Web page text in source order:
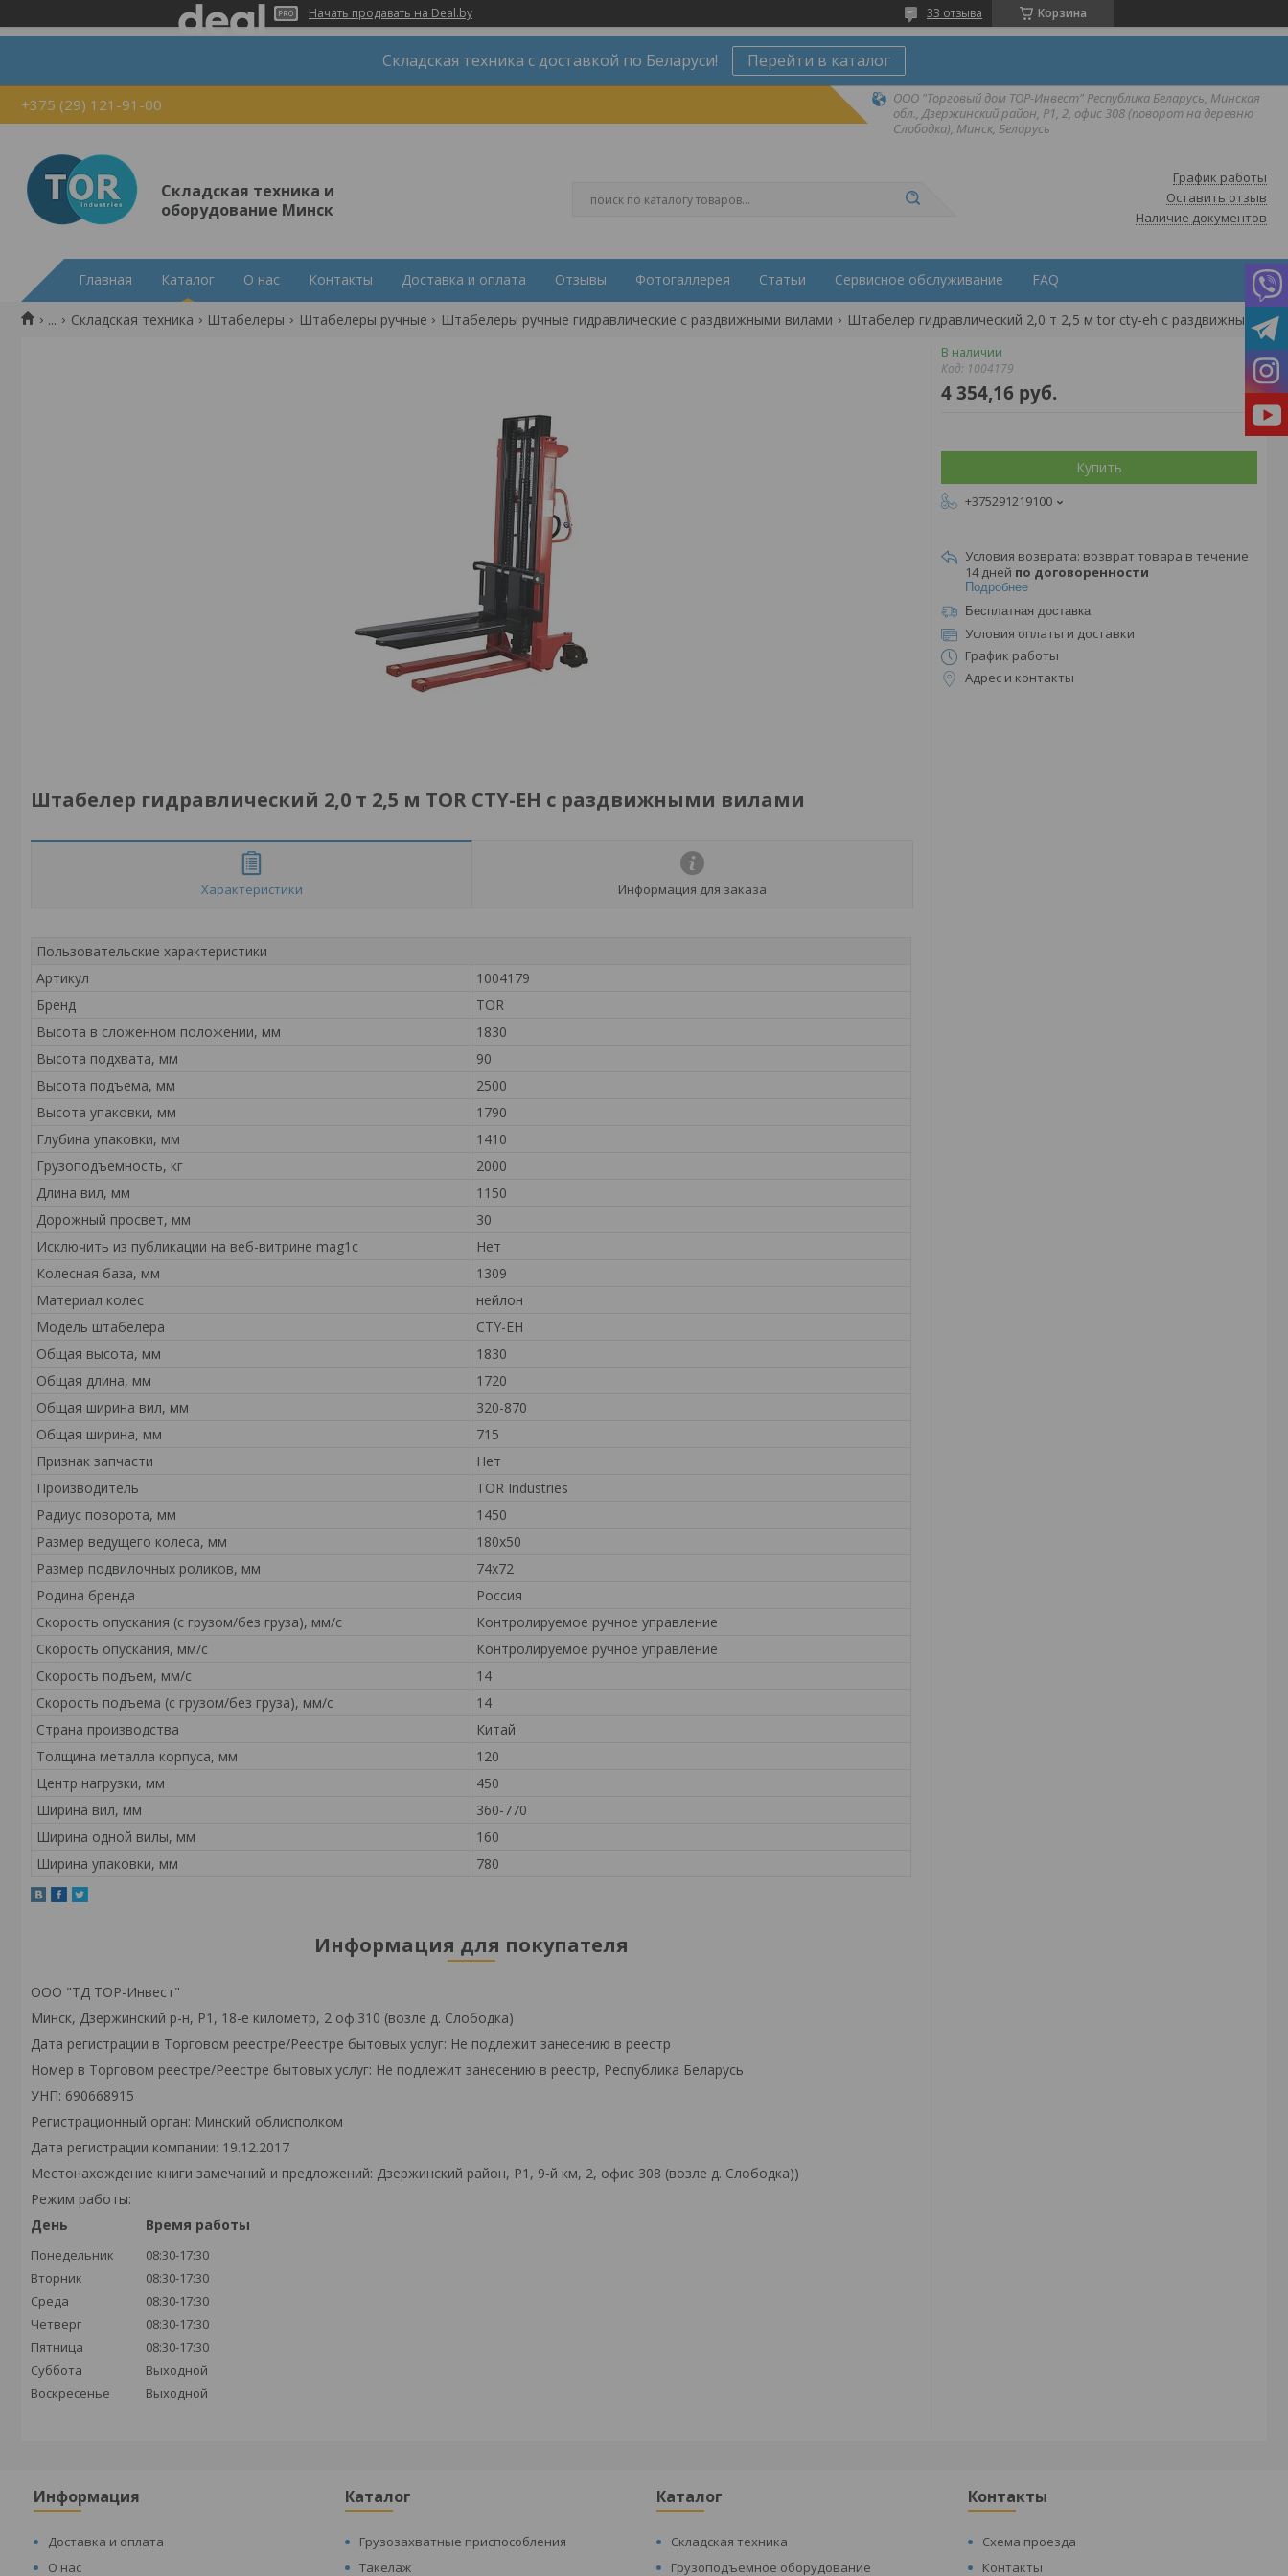
Начать продавать на Deal.by Корзина
33 отзыва
Складская техника с доставкой по Беларуси! Перейти в каталог
+375 (29) 121-91-00
ООО "Торговый дом ТОР-Инвест" Республика Беларусь, Минская
обл., Дзержинский район, Р1, 2, офис 308 (поворот на деревню
Слободка), Минск, Беларусь
Складская техника и
оборудование Минск
График работы
Оставить отзыв
Наличие документов
Главная Каталог О нас Контакты Доставка и оплата Отзывы Фотогаллерея Статьи Сервисное обслуживание FAQ
... Складская техника Штабелеры Штабелеры ручные Штабелеры ручные гидравлические с раздвижными вилами Штабелер гидравлический 2,0 т 2,5 м tor cty-eh с раздвижными
Штабелер гидравлический 2,0 т 2,5 м TOR CTY-EH с раздвижными вилами
Характеристики Информация для заказа
Пользовательские характеристики
Артикул
1004179
Бренд
TOR
Высота в сложенном положении, мм
1830
Высота подхвата, мм
90
Высота подъема, мм
2500
Высота упаковки, мм
1790
Глубина упаковки, мм
1410
Грузоподъемность, кг
2000
Длина вил, мм
1150
Дорожный просвет, мм
30
Исключить из публикации на веб-витрине mag1c
Нет
Колесная база, мм
1309
Материал колес
нейлон
Модель штабелера
CTY-EH
Общая высота, мм
1830
Общая длина, мм
1720
Общая ширина вил, мм
320-870
Общая ширина, мм
715
Признак запчасти
Нет
Производитель
TOR Industries
Радиус поворота, мм
1450
Размер ведущего колеса, мм
180х50
Размер подвилочных роликов, мм
74х72
Родина бренда
Россия
Скорость опускания (с грузом/без груза), мм/с
Контролируемое ручное управление
Скорость опускания, мм/с
Контролируемое ручное управление
Скорость подъем, мм/с
14
Скорость подъема (с грузом/без груза), мм/с
14
Страна производства
Китай
Толщина металла корпуса, мм
120
Центр нагрузки, мм
450
Ширина вил, мм
360-770
Ширина одной вилы, мм
160
Ширина упаковки, мм
780
Информация для покупателя
ООО "ТД ТОР-Инвест"
Минск, Дзержинский р-н, Р1, 18-е километр, 2 оф.310 (возле д. Слободка)
Дата регистрации в Торговом реестре/Реестре бытовых услуг: Не подлежит занесению в реестр
Номер в Торговом реестре/Реестре бытовых услуг: Не подлежит занесению в реестр, Республика Беларусь
УНП: 690668915
Регистрационный орган: Минский облисполком
Дата регистрации компании: 19.12.2017
Местонахождение книги замечаний и предложений: Дзержинский район, Р1, 9-й км, 2, офис 308 (возле д. Слободка))
Режим работы:
День
Время работы
Понедельник
08:30-17:30
Вторник
08:30-17:30
Среда
08:30-17:30
Четверг
08:30-17:30
Пятница
08:30-17:30
Суббота
Выходной
Воскресенье
Выходной
В наличии
Код: 1004179
4 354,16 руб.
Купить
+375291219100
возврат товара в течение
14 дней по договоренности
Подробнее
Бесплатная доставка
Условия оплаты и доставки
График работы
Адрес и контакты
Информация
Доставка и оплата
О нас
Каталог
Грузозахватные приспособления
Такелаж
Каталог
Складская техника
Грузоподъемное оборудование
Контакты
Схема проезда
Контакты